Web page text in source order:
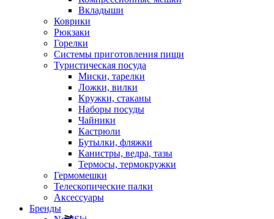
Вкладыши
Коврики
Рюкзаки
Горелки
Системы приготовления пищи
Туристическая посуда
Миски, тарелки
Ложки, вилки
Кружки, стаканы
Наборы посуды
Чайники
Кастрюли
Бутылки, фляжки
Канистры, ведра, тазы
Термосы, термокружки
Гермомешки
Телескопические палки
Аксессуары
Бренды